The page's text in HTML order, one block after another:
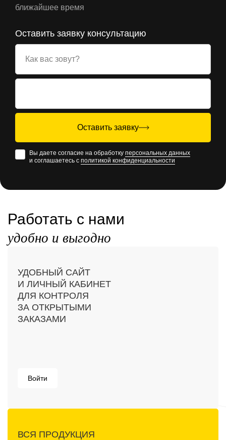
ближайшее время
Оставить заявку консультацию
Как вас зовут?
Оставить заявку
Вы даете согласие на обработку персональных данных
и соглашаетесь с политикой конфиденциальности
Работать с нами
удобно и выгодно
УДОБНЫЙ САЙТ
И ЛИЧНЫЙ КАБИНЕТ
ДЛЯ КОНТРОЛЯ
ЗА ОТКРЫТЫМИ
ЗАКАЗАМИ
Войти
ВСЯ ПРОДУКЦИЯ